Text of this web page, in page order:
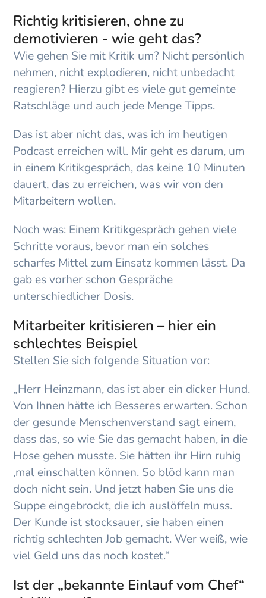
Richtig kritisieren, ohne zu
demotivieren - wie geht das?
Wie gehen Sie mit Kritik um? Nicht persönlich
nehmen, nicht explodieren, nicht unbedacht
reagieren? Hierzu gibt es viele gut gemeinte
Ratschläge und auch jede Menge Tipps.
Das ist aber nicht das, was ich im heutigen
Podcast erreichen will. Mir geht es darum, um
in einem Kritikgespräch, das keine 10 Minuten
dauert, das zu erreichen, was wir von den
Mitarbeitern wollen.
Noch was: Einem Kritikgespräch gehen viele
Schritte voraus, bevor man ein solches
scharfes Mittel zum Einsatz kommen lässt. Da
gab es vorher schon Gespräche
unterschiedlicher Dosis.
Mitarbeiter kritisieren – hier ein
schlechtes Beispiel
Stellen Sie sich folgende Situation vor:
„Herr Heinzmann, das ist aber ein dicker Hund.
Von Ihnen hätte ich Besseres erwarten. Schon
der gesunde Menschenverstand sagt einem,
dass das, so wie Sie das gemacht haben, in die
Hose gehen musste. Sie hätten ihr Hirn ruhig
‚mal einschalten können. So blöd kann man
doch nicht sein. Und jetzt haben Sie uns die
Suppe eingebrockt, die ich auslöffeln muss.
Der Kunde ist stocksauer, sie haben einen
richtig schlechten Job gemacht. Wer weiß, wie
viel Geld uns das noch kostet.“
Ist der „bekannte Einlauf vom Chef“